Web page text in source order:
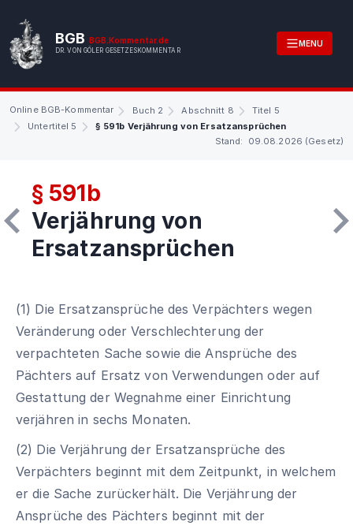
BGB BGB.Kommentar.de
DR. VON GÖLER GESETZESKOMMENTAR
MENU
Online BGB-Kommentar Buch 2 Abschnitt 8
Titel 5
Untertitel 5
§ 591b Verjährung von Ersatzansprüchen
Stand: 09.08.2026 (Gesetz)
§ 591b
Verjährung von
Ersatzansprüchen
(1) Die Ersatzansprüche des Verpächters wegen
Veränderung oder Verschlechterung der
verpachteten Sache sowie die Ansprüche des
Pächters auf Ersatz von Verwendungen oder auf
Gestattung der Wegnahme einer Einrichtung
verjähren in sechs Monaten.
(2) Die Verjährung der Ersatzansprüche des
Verpächters beginnt mit dem Zeitpunkt, in welchem
er die Sache zurückerhält. Die Verjährung der
Ansprüche des Pächters beginnt mit der